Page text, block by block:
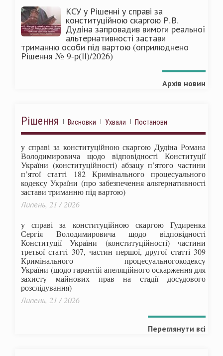
КСУ у Рішенні у справі за
конституційною скаргою Р.В.
Дудіна запровадив вимоги реальної
альтернативності застави
триманню особи під вартою (оприлюднено
Рішення № 9-р(ІІ)/2026)
Архів новин
Рішення Висновки Ухвали Постанови
у справі за конституційною скаргою Дудіна Романа
Володимировича щодо відповідності Конституції
України (конституційності) абзацу п’ятого частини
п’ятої статті 182 Кримінального процесуального
кодексу України (про забезпечення альтернативності
застави триманню під вартою)
Липень, 21 / 2026
у справі за конституційною скаргою Гудиренка
Сергія Володимировича щодо відповідності
Конституції України (конституційності) частини
третьої статті 307, частин першої, другої статті 309
Кримінального процесуальногокодексу
України (щодо гарантій апеляційного оскарження для
захисту майнових прав на стадії досудового
розслідування)
Липень, 21 / 2026
Переглянути всі